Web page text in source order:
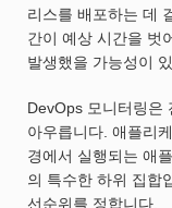
리스를 배포하는 데
간이 예상 시간을 벗
발생했을 가능성이
DevOps 모니터링은
아우릅니다. 애플리
경에서 실행되는 애
의 특수한 하위 집합
선순위를 정합니다.